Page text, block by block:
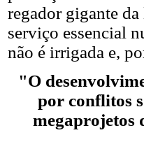
regador gigante
serviço essencial
não é irrigada e,
"O
por conflitos
megaprojetos